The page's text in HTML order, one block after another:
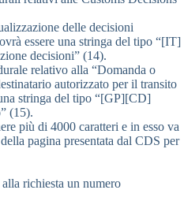
delle decisioni
essere una stringa del tipo “[IT]
decisioni” (14).
relativo alla “Domanda o
autorizzato per il transito
stringa del tipo “[GP][CD]
(15).
più di 4000 caratteri e in esso va
pagina presentata dal CDS per
richiesta un numero